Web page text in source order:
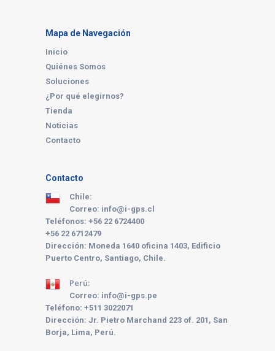
Mapa de Navegación
Inicio
Quiénes Somos
Soluciones
¿Por qué elegirnos?
Tienda
Noticias
Contacto
Contacto
Chile:
Correo: info@i-gps.cl
Teléfonos: +56 22 6724400
+56 22 6712479
Dirección: Moneda 1640 oficina 1403, Edificio
Puerto Centro, Santiago, Chile.
Perú:
Correo: info@i-gps.pe
Teléfono: +511 3022071
Dirección: Jr. Pietro Marchand 223 of. 201, San
Borja, Lima, Perú.